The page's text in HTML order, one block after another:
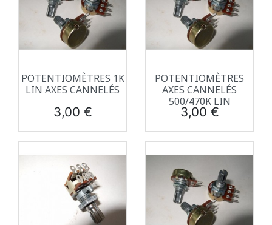
POTENTIOMÈTRES 1K
LIN AXES CANNELÉS
Prix
3,00 €
POTENTIOMÈTRES
AXES CANNELÉS
500/470K LIN
Prix
3,00 €